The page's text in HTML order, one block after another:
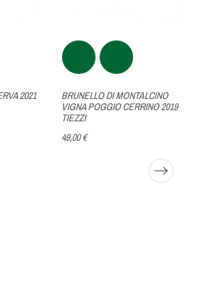
2021
BRUNELLO DI MONTALCINO
VIGNA POGGIO CERRINO 2019
TIEZZI
49,00 €